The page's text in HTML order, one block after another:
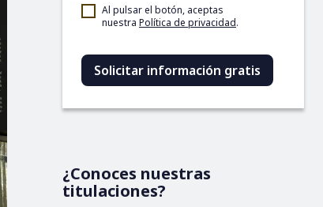
Al pulsar el botón, aceptas
nuestra Política de privacidad.
¿Conoces nuestras
titulaciones?